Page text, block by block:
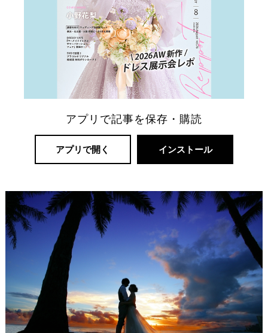
アプリで記事を保存・購読
アプリで開く インストール
ト
婚